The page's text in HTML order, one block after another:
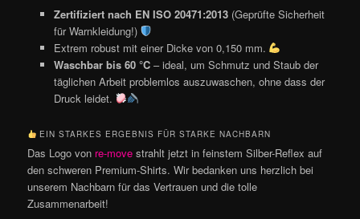
Zertifiziert nach EN ISO 20471:2013(Geprüfte Sicherheit
für Warnkleidung!)
Extrem robust mit einer Dicke von 0,150 mm.
Waschbar bis 60 °C– ideal, um Schmutz und Staub der
täglichen Arbeit problemlos auszuwaschen, ohne dass der
Druck leidet.
EIN STARKES ERGEBNIS FÜR STARKE NACHBARN
Das Logo von re-move strahlt jetzt in feinstem Silber-Reflex auf
den schweren Premium-Shirts. Wir bedanken uns herzlich bei
unserem Nachbarn für das Vertrauen und die tolle
Zusammenarbeit!